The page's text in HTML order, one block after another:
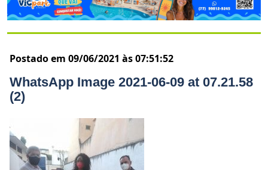
Postado em 09/06/2021 às 07:51:52
WhatsApp Image 2021-06-09 at 07.21.58
(2)